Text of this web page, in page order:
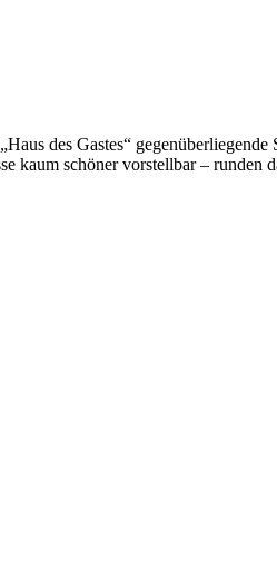
des Gastes“
kaum schöner vorstellbar – runden